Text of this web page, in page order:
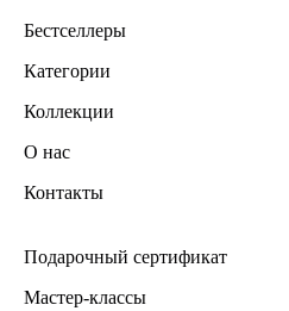
Бестселлеры
Категории
Коллекции
О нас
Контакты
Подарочный сертификат
Мастер-классы